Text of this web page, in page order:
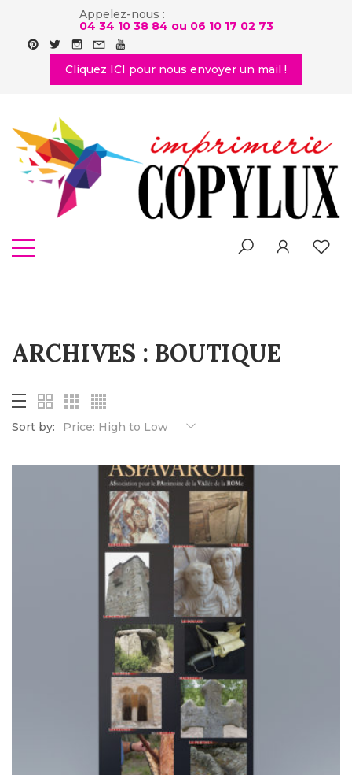
Appelez-nous :
04 34 10 38 84 ou 06 10 17 02 73
Cliquez ICI pour nous envoyer un mail !
ARCHIVES : BOUTIQUE
Sort by: Price: High to Low